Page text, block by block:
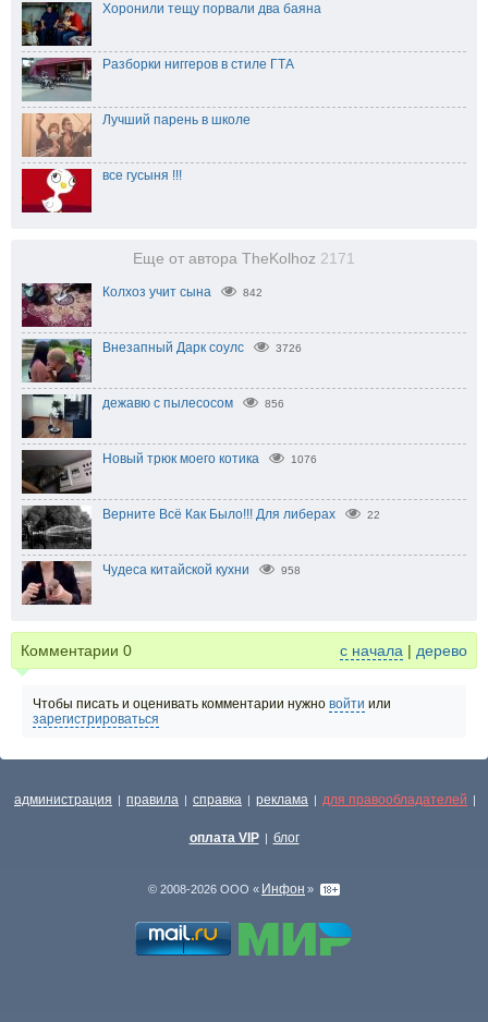
Хоронили тещу порвали два баяна
Разборки ниггеров в стиле ГТА
Лучший парень в школе
все гусыня !!!
Еще от автора TheKolhoz 2171
Колхоз учит сына 842
Внезапный Дарк соулс 3726
дежавю с пылесосом 856
Новый трюк моего котика 1076
Верните Всё Как Было!!! Для либерах 22
Чудеса китайской кухни 958
Комментарии 0 с начала | дерево
Чтобы писать и оценивать комментарии нужно войти или
зарегистрироваться
администрация | правила | справка | реклама | для правообладателей |
оплата VIP | блог
© 2008-2026 ООО « Инфон »